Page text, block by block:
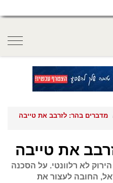
מדברים בהר: לזרבב את טייבה
את טייבה
לא רלוונטי. על הסכנה
החובה לעצור את